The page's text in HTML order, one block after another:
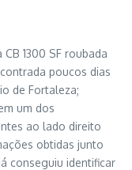
1300 SF roubada
poucos dias
de Fortaleza;
um dos
ao lado direito
obtidas junto
conseguiu identificar